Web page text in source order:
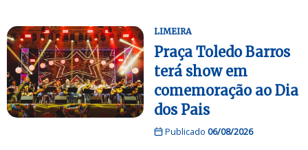
LIMEIRA
Praça Toledo Barros
terá show em
comemoração ao Dia
dos Pais
Publicado 06/08/2026